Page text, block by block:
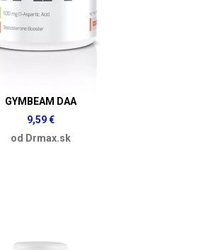
GYMBEAM DAA
9,59 €
od Drmax.sk